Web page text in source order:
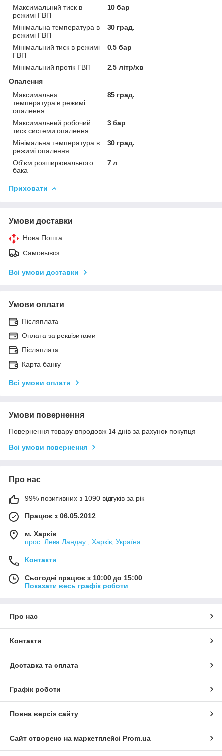
Максимальний тиск в
режимі ГВП
10 бар
Мінімальна температура в
режимі ГВП
30 град.
Мінімальний тиск в режимі
ГВП
0.5 бар
Мінімальний протік ГВП
2.5 літр/хв
Опалення
Максимальна
температура в режимі
опалення
85 град.
Максимальний робочий
тиск системи опалення
3 бар
Мінімальна температура в
режимі опалення
30 град.
Об'єм розширювального
бака
7 л
Приховати
Умови доставки
Нова Пошта
Самовывоз
Всі умови доставки
Умови оплати
Післяплата
Оплата за реквізитами
Післяплата
Карта банку
Всі умови оплати
Умови повернення
Повернення товару впродовж 14 днів за рахунок покупця
Всі умови повернення
Про нас
99% позитивних з 1090 відгуків за рік
Працює з 06.05.2012
м. Харків
прос. Лева Ландау , Харків, Україна
Контакти
Сьогодні працює з 10:00 до 15:00
Показати весь графік роботи
Про нас
Контакти
Доставка та оплата
Графік роботи
Повна версія сайту
Сайт створено на маркетплейсі Prom.ua